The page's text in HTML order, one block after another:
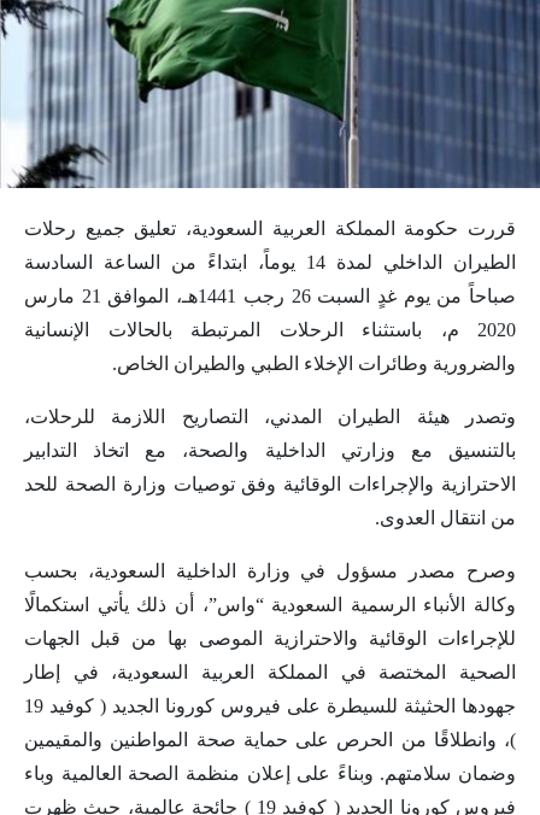
قررت حكومة المملكة العربية السعودية، تعليق جميع رحلات
الطيران الداخلي لمدة 14 يوماً، ابتداءً من الساعة السادسة
صباحاً من يوم غدٍ السبت 26 رجب 1441هـ، الموافق 21 مارس
2020 م، باستثناء الرحلات المرتبطة بالحالات الإنسانية
والضرورية وطائرات الإخلاء الطبي والطيران الخاص.
وتصدر هيئة الطيران المدني، التصاريح اللازمة للرحلات،
بالتنسيق مع وزارتي الداخلية والصحة، مع اتخاذ التدابير
الاحترازية والإجراءات الوقائية وفق توصيات وزارة الصحة للحد
من انتقال العدوى.
وصرح مصدر مسؤول في وزارة الداخلية السعودية، بحسب
وكالة الأنباء الرسمية السعودية “واس”، أن ذلك يأتي استكمالًا
للإجراءات الوقائية والاحترازية الموصى بها من قبل الجهات
الصحية المختصة في المملكة العربية السعودية، في إطار
جهودها الحثيثة للسيطرة على فيروس كورونا الجديد ( كوفيد 19
)، وانطلاقًا من الحرص على حماية صحة المواطنين والمقيمين
وضمان سلامتهم. وبناءً على إعلان منظمة الصحة العالمية وباء
فيروس كورونا الجديد ( كوفيد 19 ) جائحة عالمية، حيث ظهرت